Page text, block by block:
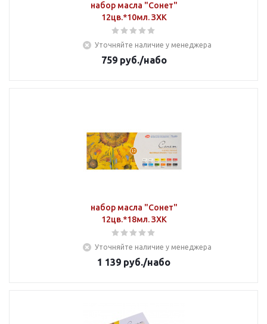
набор масла "Сонет"
12цв.*10мл. ЗХК
Уточняйте наличие у менеджера
759руб./набо
набор масла "Сонет"
12цв.*18мл. ЗХК
Уточняйте наличие у менеджера
1 139 руб./набо